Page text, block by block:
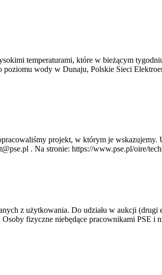
temperaturami, które w bieżącym
wody w Dunaju, Polskie Sieci
projekt, w którym je wskazujemy.
. Na stronie: https://www.pse.pl/oire/
z użytkowania. Do udziału w aukcji
fizyczne niebędące pracownikami PSE i